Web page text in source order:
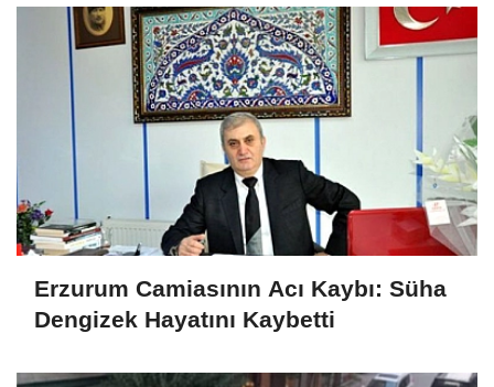
Erzurum Camiasının Acı Kaybı: Süha
Dengizek Hayatını Kaybetti